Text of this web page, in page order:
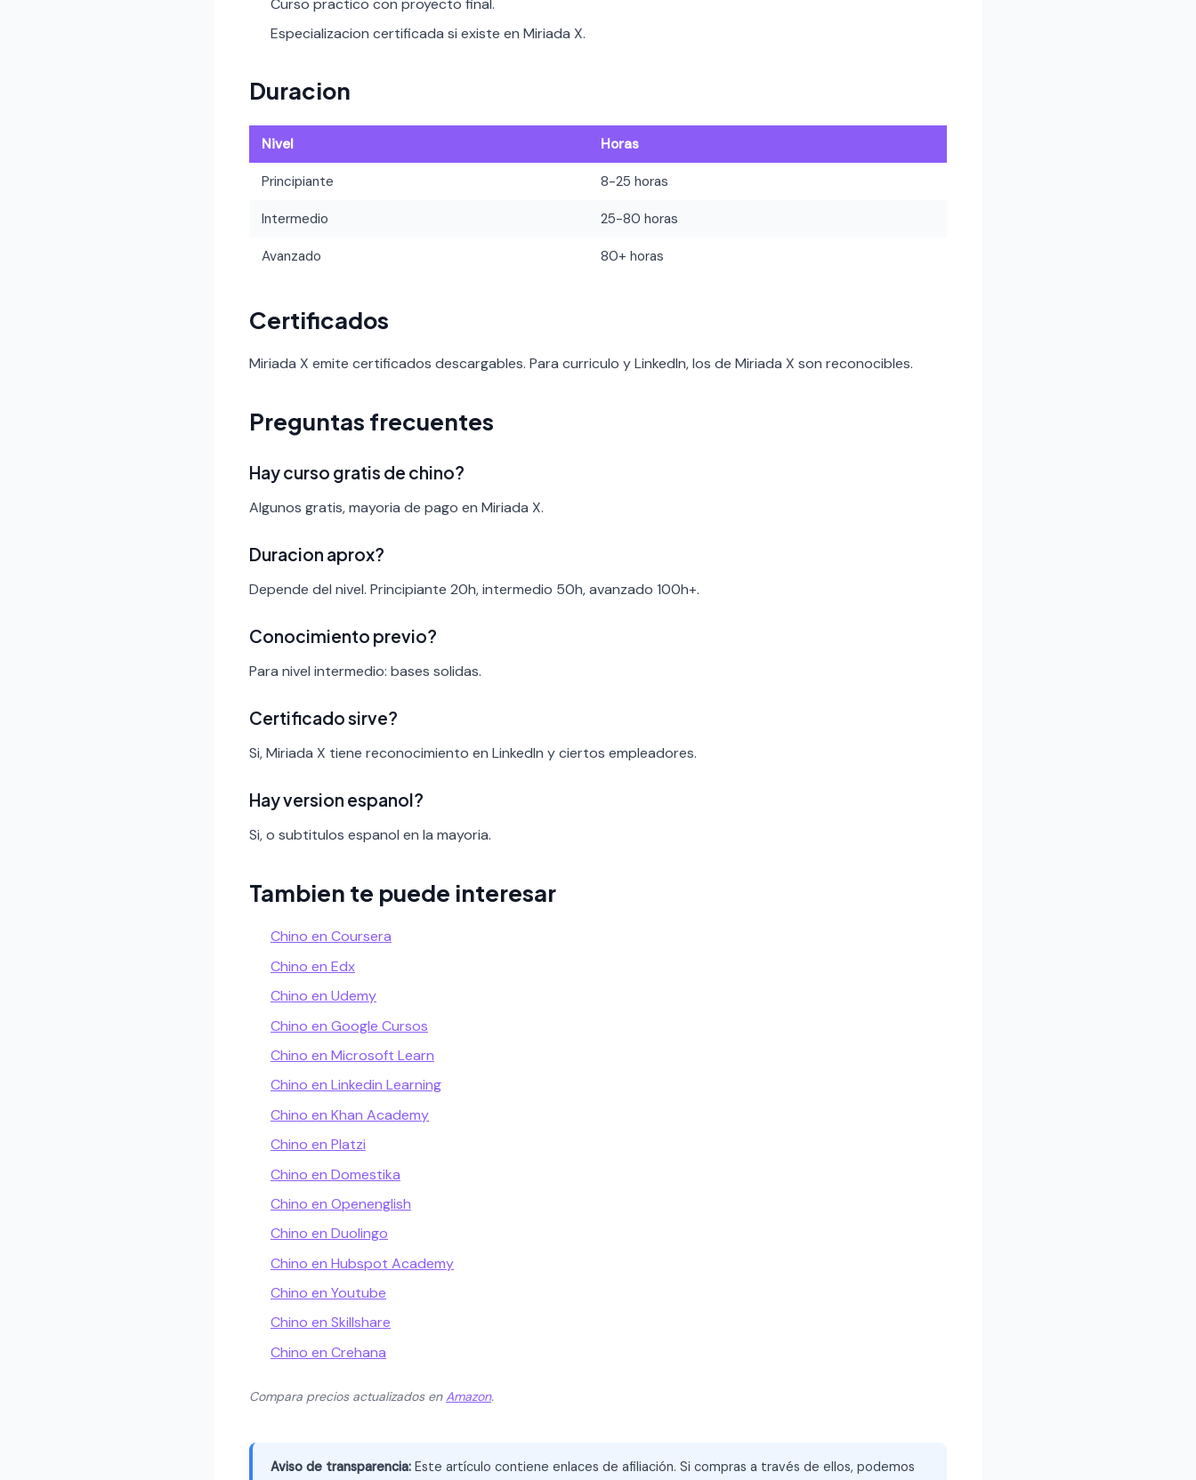
Curso practico con proyecto final.
Especializacion certificada si existe en Miriada X.
Duracion
Nivel Horas
Principiante 8-25 horas
Intermedio 25-80 horas
Avanzado 80+ horas
Certificados
Miriada X emite certificados descargables. Para curriculo y LinkedIn, los de Miriada X son reconocibles.
Preguntas frecuentes
Hay curso gratis de chino?
Algunos gratis, mayoria de pago en Miriada X.
Duracion aprox?
Depende del nivel. Principiante 20h, intermedio 50h, avanzado 100h+.
Conocimiento previo?
Para nivel intermedio: bases solidas.
Certificado sirve?
Si, Miriada X tiene reconocimiento en LinkedIn y ciertos empleadores.
Hay version espanol?
Si, o subtitulos espanol en la mayoria.
Tambien te puede interesar
Chino en Coursera
Chino en Edx
Chino en Udemy
Chino en Google Cursos
Chino en Microsoft Learn
Chino en Linkedin Learning
Chino en Khan Academy
Chino en Platzi
Chino en Domestika
Chino en Openenglish
Chino en Duolingo
Chino en Hubspot Academy
Chino en Youtube
Chino en Skillshare
Chino en Crehana
Compara precios actualizados enAmazon.
Aviso de transparencia: Este artículo contiene enlaces de afiliación. Si compras a través de ellos, podemos